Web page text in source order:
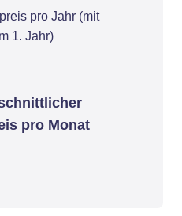
pro Jahr (mit
1. Jahr)
pro Monat